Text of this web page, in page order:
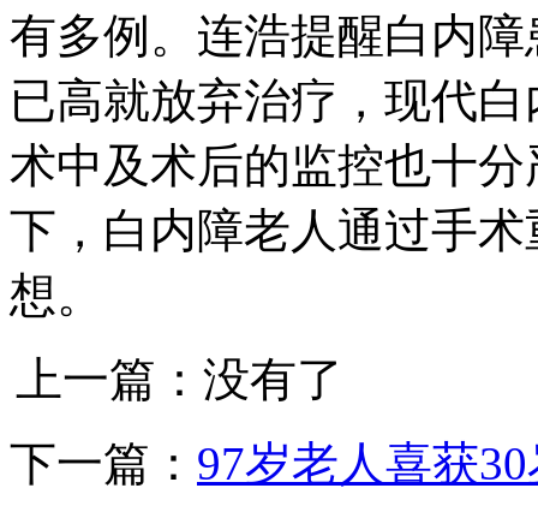
有多例。连浩提醒白内
已高就放弃治疗，现代
术中及术后的监控也十
下，白内障老人通过手
想。
上一篇：没有了
下一篇： 97岁老人喜获